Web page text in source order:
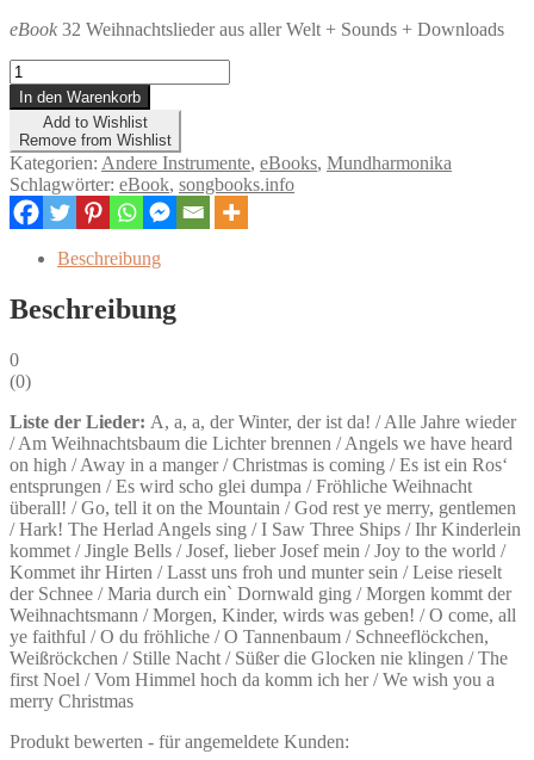
eBook 32 Weihnachtslieder aus aller Welt + Sounds + Downloads
Songbook
für
die
Melody
Star
Mundharmonika
-
Weihnachtslieder
eBook
In den Warenkorb
Add to Wishlist
Remove from Wishlist
Kategorien: Andere Instrumente, eBooks, Mundharmonika
Schlagwörter: eBook, songbooks.info
Beschreibung
Beschreibung
0
(0)
Liste der Lieder: A, a, a, der Winter, der ist da! / Alle Jahre wieder
/ Am Weihnachtsbaum die Lichter brennen / Angels we have heard
on high / Away in a manger / Christmas is coming / Es ist ein Ros‘
entsprungen / Es wird scho glei dumpa / Fröhliche Weihnacht
überall! / Go, tell it on the Mountain / God rest ye merry, gentlemen
/ Hark! The Herlad Angels sing / I Saw Three Ships / Ihr Kinderlein
kommet / Jingle Bells / Josef, lieber Josef mein / Joy to the world /
Kommet ihr Hirten / Lasst uns froh und munter sein / Leise rieselt
der Schnee / Maria durch ein` Dornwald ging / Morgen kommt der
Weihnachtsmann / Morgen, Kinder, wirds was geben! / O come, all
ye faithful / O du fröhliche / O Tannenbaum / Schneeflöckchen,
Weißröckchen / Stille Nacht / Süßer die Glocken nie klingen / The
first Noel / Vom Himmel hoch da komm ich her / We wish you a
merry Christmas
Produkt bewerten - für angemeldete Kunden: